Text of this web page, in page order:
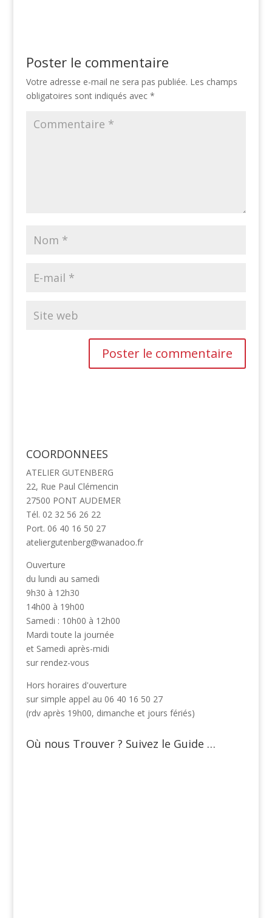
Poster le commentaire
Votre adresse e-mail ne sera pas publiée. Les champs
obligatoires sont indiqués avec *
COORDONNEES
ATELIER GUTENBERG
22, Rue Paul Clémencin
27500 PONT AUDEMER
Tél. 02 32 56 26 22
Port. 06 40 16 50 27
ateliergutenberg@wanadoo.fr
Ouverture
du lundi au samedi
9h30 à 12h30
14h00 à 19h00
Samedi : 10h00 à 12h00
Mardi toute la journée
et Samedi après-midi
sur rendez-vous
Hors horaires d'ouverture
sur simple appel au 06 40 16 50 27
(rdv après 19h00, dimanche et jours fériés)
Où nous Trouver ? Suivez le Guide …